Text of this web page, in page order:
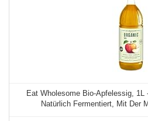
Eat Wholesome Bio-Apfelessig, 1L
Natürlich Fermentiert, Mit Der